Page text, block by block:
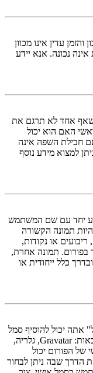
עדין אינו מכוון
נכונה. אנא יידע
אחד לא תרגם את
האם הוא יכול
חבילת השפה אינה
למצוא מידע נוסף
יחד עם שם המשתמש
תמונה הקשורה
או נקודות,
בפורום. תמונה אחרת,
כלל ייחודית או
אתה יכול להוסיף סמל
אישי באמצעות אחת מארבע השיטות הבאות: Gravatar, גלריה,
הפורום יכול
הדרך שבה ניתן לבחור